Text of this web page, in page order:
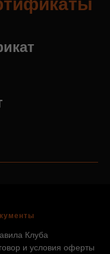
Клуба
и условия оферты